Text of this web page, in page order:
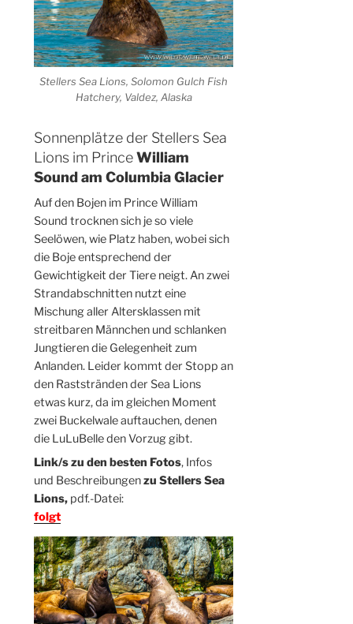
Stellers Sea Lions, Solomon Gulch Fish
Hatchery, Valdez, Alaska
Sonnenplätze der Stellers Sea
Lions im PrinceWilliam
Sound am Columbia Glacier
Auf den Bojen im Prince William
Sound trocknen sich je so viele
Seelöwen, wie Platz haben, wobei sich
die Boje entsprechend der
Gewichtigkeit der Tiere neigt. An zwei
Strandabschnitten nutzt eine
Mischung aller Altersklassen mit
streitbaren Männchen und schlanken
Jungtieren die Gelegenheit zum
Anlanden. Leider kommt der Stopp an
den Raststränden der Sea Lions
etwas kurz, da im gleichen Moment
zwei Buckelwale auftauchen, denen
die LuLuBelle den Vorzug gibt.
Link/s zu den besten Fotos, Infos
und Beschreibungenzu Stellers Sea
Lions, pdf.-Datei:
folgt